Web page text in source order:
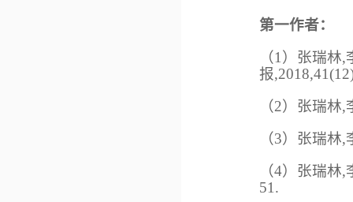
第一作者：
（1 ） 张瑞林,
报
（2） 张瑞林,
（3） 张瑞林,
（4） 张瑞林,
51.